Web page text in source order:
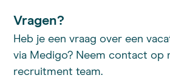
Vragen?
Heb je een vraag over een
via Medigo? Neem contact op
recruitment team.